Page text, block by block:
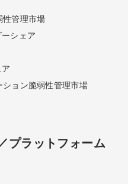
管理市場
シェア
ョン脆弱性管理市場
ラットフォーム